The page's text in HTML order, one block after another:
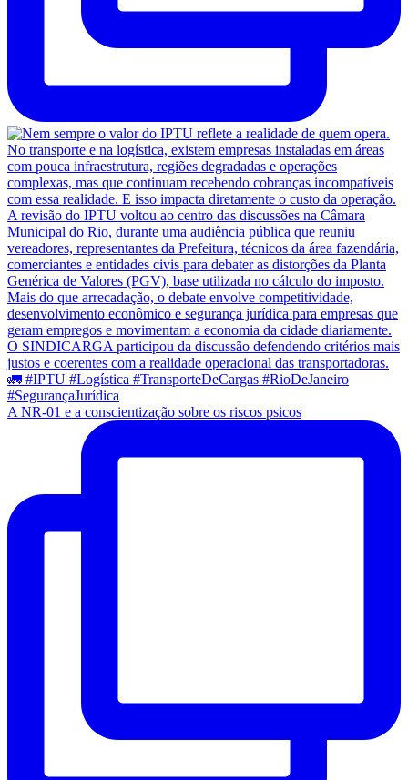
A NR-01 e a conscientização sobre os riscos psicos